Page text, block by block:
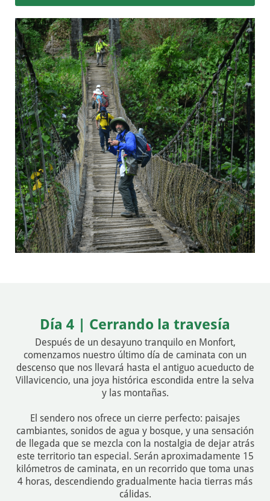
Día 4 | Cerrando la travesía
Después de un desayuno tranquilo en Monfort,
comenzamos nuestro último día de caminata con un
descenso que nos llevará hasta el antiguo acueducto de
Villavicencio, una joya histórica escondida entre la selva
y las montañas.
El sendero nos ofrece un cierre perfecto: paisajes
cambiantes, sonidos de agua y bosque, y una sensación
de llegada que se mezcla con la nostalgia de dejar atrás
este territorio tan especial. Serán aproximadamente 15
kilómetros de caminata, en un recorrido que toma unas
4 horas, descendiendo gradualmente hacia tierras más
cálidas.